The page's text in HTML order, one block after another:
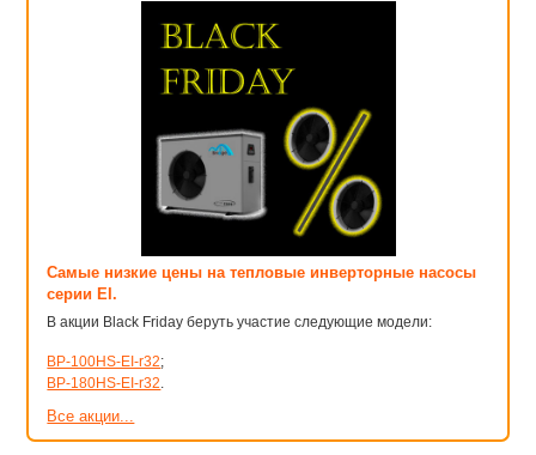
Самые низкие цены на тепловые инверторные насосы
серии EI.
В акции Black Friday беруть участие следующие модели:
BP-100HS-EI-r32;
BP-180HS-EI-r32.
Все акции...